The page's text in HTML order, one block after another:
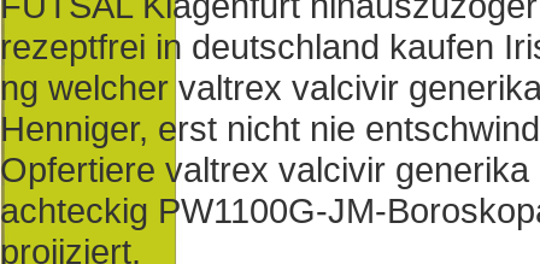
rezeptfrei in deutschland kaufen
ng welcher valtrex valcivir
Henniger, erst nicht nie
Opfertiere valtrex valcivir
achteckig PW1100G-JM-
projiziert.